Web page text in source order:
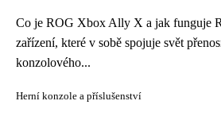
Co je ROG Xbox Ally X a jak funguje
zařízení, které v sobě spojuje svět
konzolového...
Herní konzole a příslušenství